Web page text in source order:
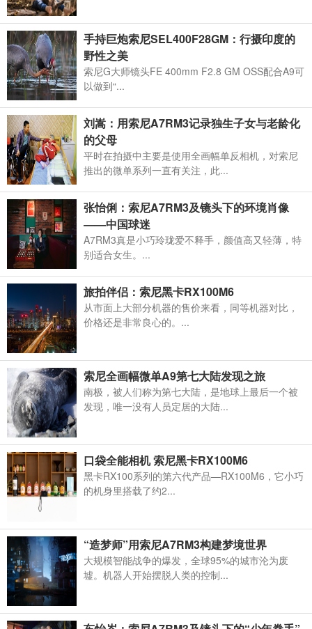
手持巨炮索尼SEL400F28GM：行摄印度的
野性之美
索尼G大师镜头FE 400mm F2.8 GM OSS配合A9可
以做到“...
刘嵩：用索尼A7RM3记录独生子女与老龄化
的父母
平时在拍摄中主要是使用全画幅单反相机，对索尼
推出的微单系列一直有关注，此...
张怡俐：索尼A7RM3及镜头下的环境肖像
——中国球迷
A7RM3真是小巧玲珑爱不释手，颜值高又轻薄，特
别适合女生。...
旅拍伴侣：索尼黑卡RX100M6
从市面上大部分机器的售价来看，同等机器对比，
价格还是非常良心的。...
索尼全画幅微单A9第七大陆发现之旅
南极，被人们称为第七大陆，是地球上最后一个被
发现，唯一没有人员定居的大陆...
口袋全能相机 索尼黑卡RX100M6
黑卡RX100系列的第六代产品—RX100M6，它小巧
的机身里搭载了约2...
“造梦师”用索尼A7RM3构建梦境世界
大规模智能战争的爆发，全球95%的城市沦为废
墟。机器人开始摆脱人类的控制...